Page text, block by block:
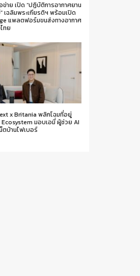
าย เปิด “ปฏิบัติการอากาศยาน
เฉลิมพระเกียรติฯ พร้อมเปิด
แพลตฟอร์มขนส่งทางอากาศ
ทย
x Britania พลิกโฉมที่อยู่
มอบเอมี่ ผู้ช่วย AI
ตบ้านไฟเบอร์